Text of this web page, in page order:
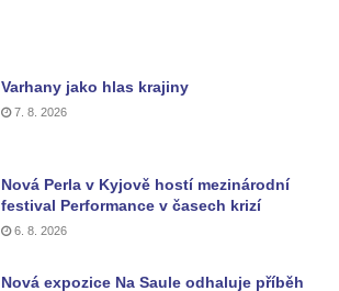
Varhany jako hlas krajiny
7. 8. 2026
Nová Perla v Kyjově hostí mezinárodní
festival Performance v časech krizí
6. 8. 2026
Nová expozice Na Saule odhaluje příběh